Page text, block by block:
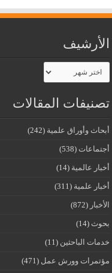
الأرشيف
الأرشيف
تصنيفات المقالات
أبحاث وأوراق علمية (242)
أجتماعات (538)
أخبار عالمية (14)
أخبار علمية (311)
الأخبار (872)
بحوث (14)
خدمات الباحثين (11)
مؤتمرات وورش عمل (471)